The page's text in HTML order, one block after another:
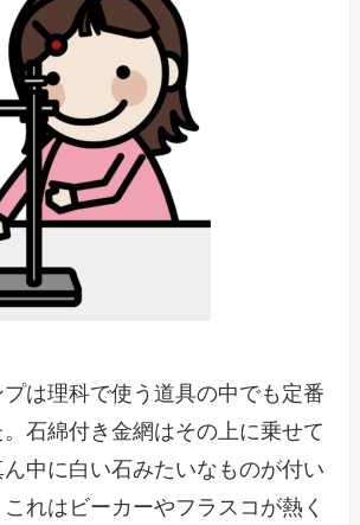
は理科で使う道具の中でも定番
石綿付き金網はその上に乗せて
中に白い石みたいなものが付い
れはビーカーやフラスコが熱く